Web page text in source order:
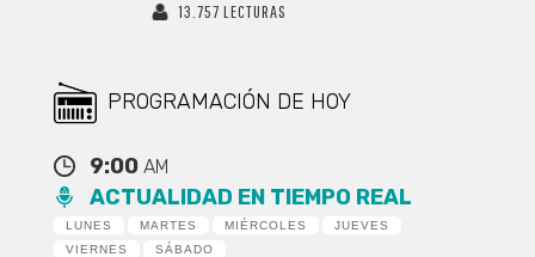
13.757 LECTURAS
PROGRAMACIÓN DE HOY
9:00 AM
ACTUALIDAD EN TIEMPO REAL
LUNES MARTES MIÉRCOLES
JUEVES
VIERNES
SÁBADO